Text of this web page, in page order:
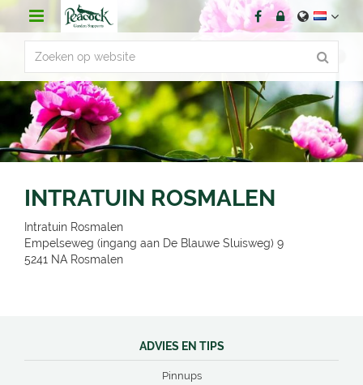
r
n
t
INTRATUIN ROSMALEN
Intratuin Rosmalen
Empelseweg (ingang aan De Blauwe Sluisweg) 9
5241 NA Rosmalen
ADVIES EN TIPS
Pinnups